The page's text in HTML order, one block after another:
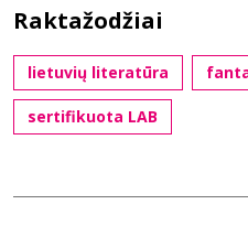
Raktažodžiai
lietuvių literatūra
sertifikuota LAB